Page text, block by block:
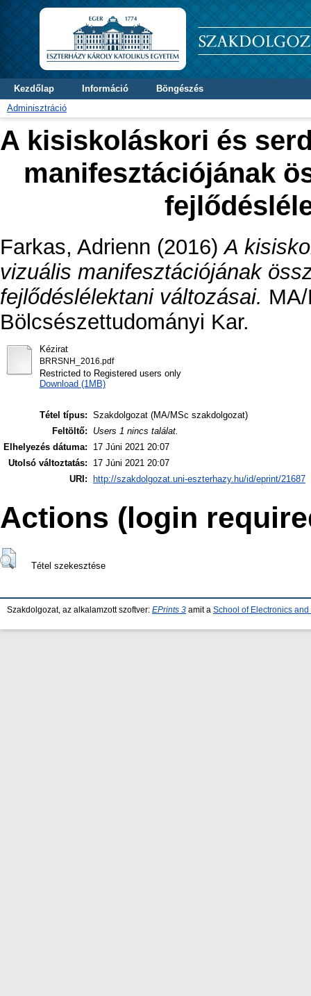
Kezdőlap Információ
Böngészés
Adminisztráció
A kisiskoláskori és
manifesztációjának
Farkas, Adrienn (2016)A
vizuális manifesztációjának
fejlődéslélektani változásai.
Bölcsészettudományi Kar.
Kézirat
BRRSNH_2016.pdf
Restricted to Registered users only
Download (1MB)
Tétel típus: Szakdolgozat (MA/MSc szakdolgozat)
Feltöltő:
Users 1 nincs találat.
Elhelyezés dátuma:
17 Júni 2021 20:07
Utolsó változtatás:
17 Júni 2021 20:07
URI:
http://szakdolgozat.uni-eszterhazy.hu/id/eprint/21687
Actions (login
Tétel szekesztése
Szakdolgozat, az alkalamzott szoftver: EPrints 3 amit a School of Electronics